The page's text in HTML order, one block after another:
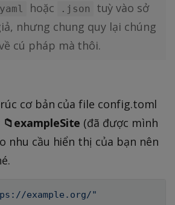
hoặc .json
tuỳ vào sở
nhưng chung quy lại chúng
cú pháp mà thôi.
cơ bản của file config.toml
📁exampleSite (đã được mình
nhu cầu hiển thị của bạn nên
example.org/"